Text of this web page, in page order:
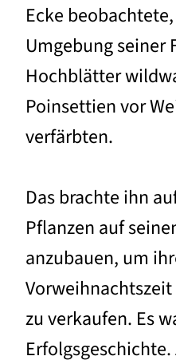
Ecke
Umgebung seiner
Hochblätter
Poinsettien vor
verfärbten.
Das brachte ihn
Pflanzen auf
anzubauen, um
zu verkaufen. Es